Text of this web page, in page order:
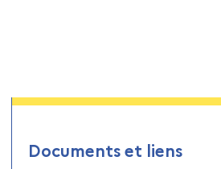
Documents et liens